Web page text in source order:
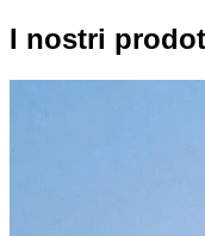
I nostri